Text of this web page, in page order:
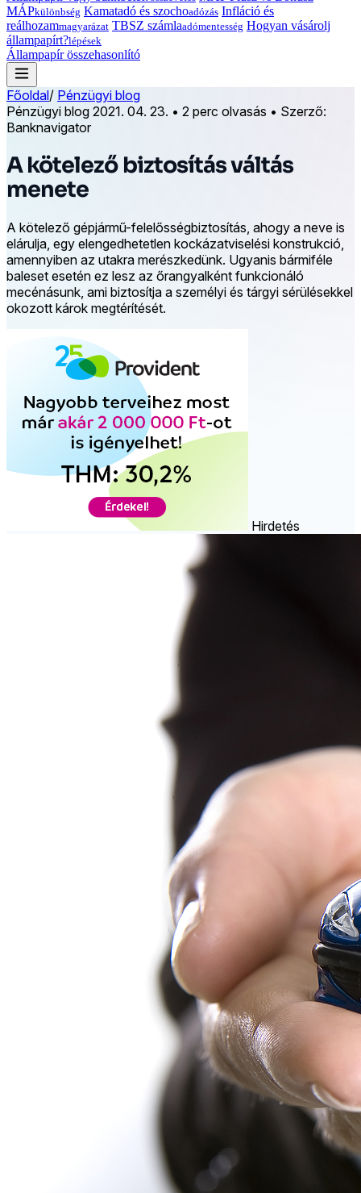
MÁPkülönbség Kamatadó és szochoadózás Infláció és
reálhozammagyarázat TBSZ számlaadómentesség Hogyan vásárolj
állampapírt?lépések
Állampapír összehasonlító
Főoldal/ Pénzügyi blog
Pénzügyi blog 2021. 04. 23. • 2 perc olvasás • Szerző:
Banknavigator
A kötelező biztosítás váltás
menete
A kötelező gépjármű-felelősségbiztosítás, ahogy a neve is
elárulja, egy elengedhetetlen kockázatviselési konstrukció,
amennyiben az utakra merészkedünk. Ugyanis bármiféle
baleset esetén ez lesz az őrangyalként funkcionáló
mecénásunk, ami biztosítja a személyi és tárgyi sérülésekkel
okozott károk megtérítését.
Hirdetés